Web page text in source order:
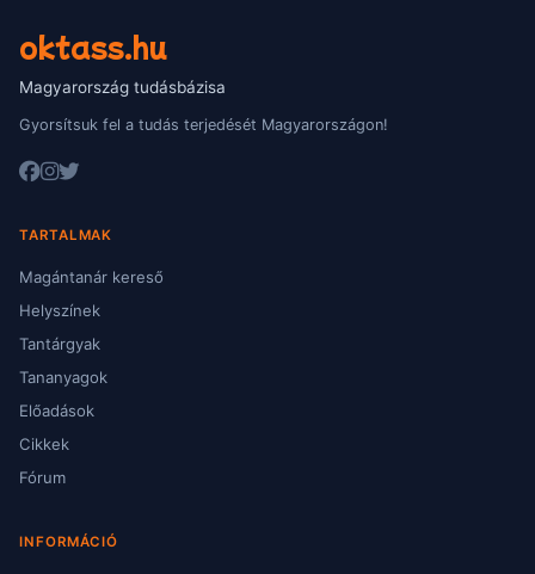
oktass.hu
Magyarország tudásbázisa
Gyorsítsuk fel a tudás terjedését Magyarországon!
TARTALMAK
Magántanár kereső
Helyszínek
Tantárgyak
Tananyagok
Előadások
Cikkek
Fórum
INFORMÁCIÓ